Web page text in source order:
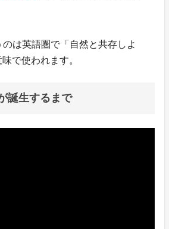
のは英語圏で「自然と共存しよ
で使われます。
誕生するまで